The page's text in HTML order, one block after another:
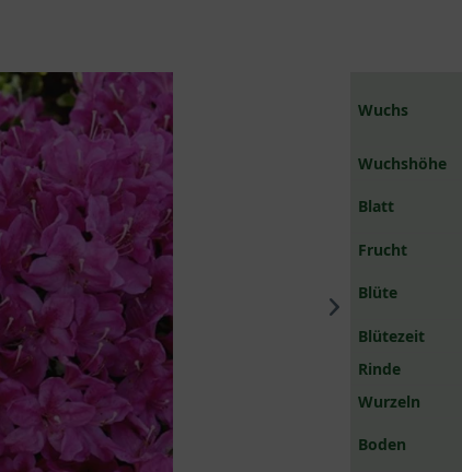
Wuchs
Wuchshöhe
Blatt
Frucht
Blüte
Blütezeit
Rinde
Wurzeln
Boden